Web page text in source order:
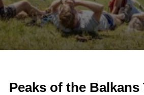
Peaks of the Balkans